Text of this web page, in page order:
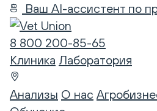
Ваш AI-ассистент по
8 800 200-85-65
Клиника Лаборатория
Анализы О нас